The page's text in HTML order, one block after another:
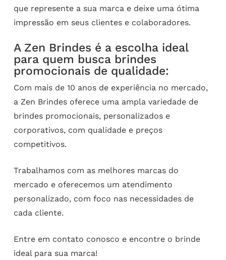
que represente a sua marca e deixe uma ótima
impressão em seus clientes e colaboradores.
A Zen Brindes é a escolha ideal
para quem busca brindes
promocionais de qualidade:
Com mais de 10 anos de experiência no mercado,
a Zen Brindes oferece uma ampla variedade de
brindes promocionais, personalizados e
corporativos, com qualidade e preços
competitivos.
Trabalhamos com as melhores marcas do
mercado e oferecemos um atendimento
personalizado, com foco nas necessidades de
cada cliente.
Entre em contato conosco e encontre o brinde
ideal para sua marca!